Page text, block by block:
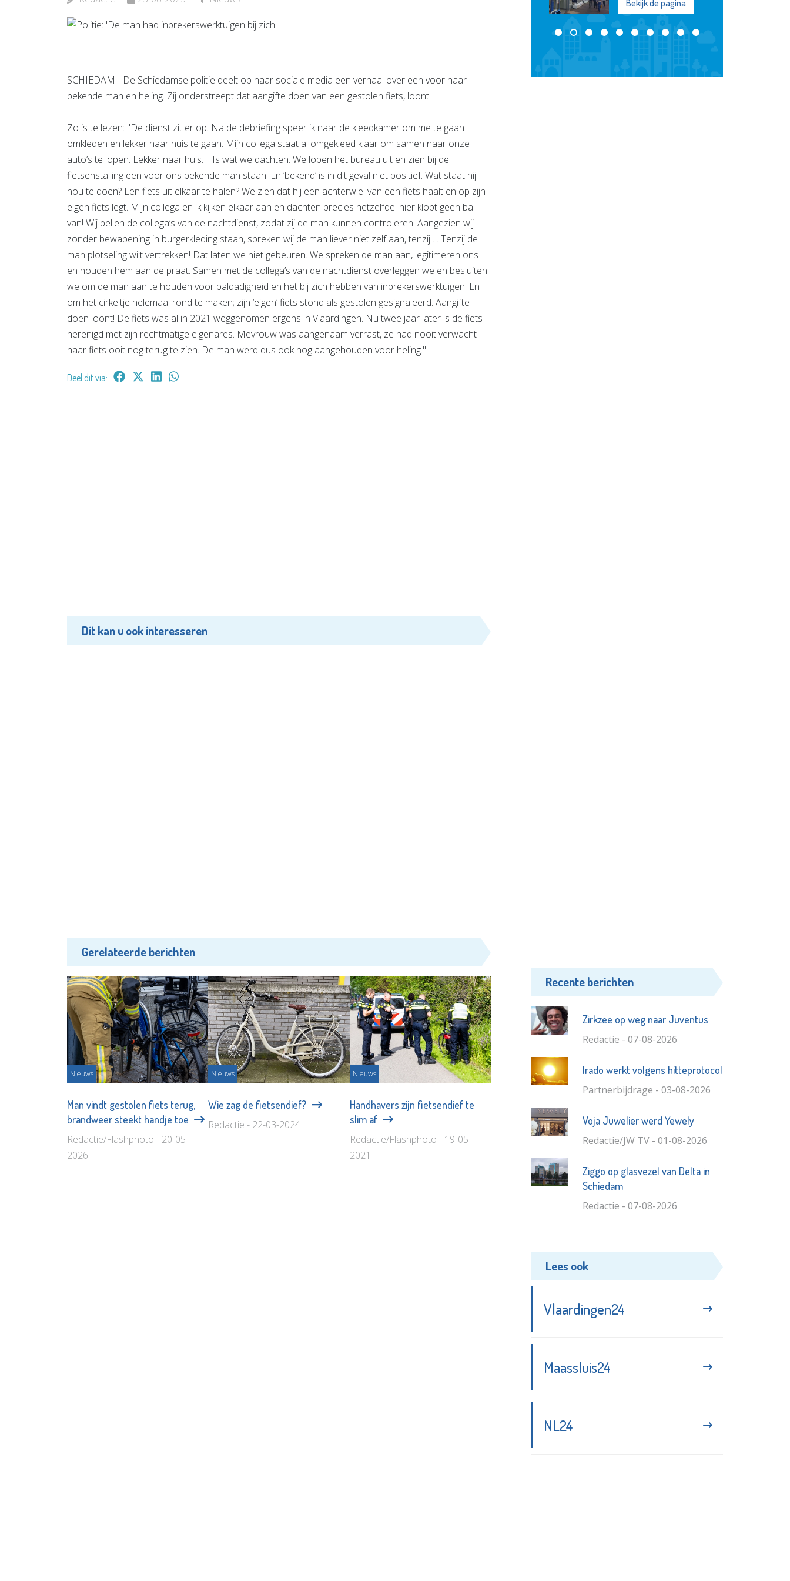
SCHIEDAM - De Schiedamse politie deelt op haar sociale media een verhaal over een voor haar
bekende man en heling. Zij onderstreept dat aangifte doen van een gestolen fiets, loont.
Zo is te lezen: "De dienst zit er op. Na de debriefing speer ik naar de kleedkamer om me te gaan
omkleden en lekker naar huis te gaan. Mijn collega staat al omgekleed klaar om samen naar onze
auto’s te lopen. Lekker naar huis…. Is wat we dachten. We lopen het bureau uit en zien bij de
fietsenstalling een voor ons bekende man staan. En ‘bekend’ is in dit geval niet positief. Wat staat hij
nou te doen? Een fiets uit elkaar te halen? We zien dat hij een achterwiel van een fiets haalt en op zijn
eigen fiets legt. Mijn collega en ik kijken elkaar aan en dachten precies hetzelfde: hier klopt geen bal
van! Wij bellen de collega’s van de nachtdienst, zodat zij de man kunnen controleren. Aangezien wij
zonder bewapening in burgerkleding staan, spreken wij de man liever niet zelf aan, tenzij…. Tenzij de
man plotseling wilt vertrekken! Dat laten we niet gebeuren. We spreken de man aan, legitimeren ons
en houden hem aan de praat. Samen met de collega’s van de nachtdienst overleggen we en besluiten
we om de man aan te houden voor baldadigheid en het bij zich hebben van inbrekerswerktuigen. En
om het cirkeltje helemaal rond te maken; zijn ‘eigen’ fiets stond als gestolen gesignaleerd. Aangifte
doen loont! De fiets was al in 2021 weggenomen ergens in Vlaardingen. Nu twee jaar later is de fiets
herenigd met zijn rechtmatige eigenares. Mevrouw was aangenaam verrast, ze had nooit verwacht
haar fiets ooit nog terug te zien. De man werd dus ook nog aangehouden voor heling."
Deel dit via:
Dit kan u ook interesseren
Gerelateerde berichten
Nieuws
Man vindt gestolen fiets terug,
brandweer steekt handje toe
Redactie/Flashphoto - 20-05-
2026
Nieuws
Wie zag de fietsendief?
Redactie - 22-03-2024
Nieuws
Handhavers zijn fietsendief te
slim af
Redactie/Flashphoto - 19-05-
2021
Bekijk de pagina
Bekijk de pagina
Recente berichten
Zirkzee op weg naar Juventus
Redactie - 07-08-2026
Irado werkt volgens hitteprotocol
Partnerbijdrage - 03-08-2026
Voja Juwelier werd Yewely
Redactie/JW TV - 01-08-2026
Ziggo op glasvezel van Delta in
Schiedam
Redactie - 07-08-2026
Lees ook
Vlaardingen24
Maassluis24
NL24